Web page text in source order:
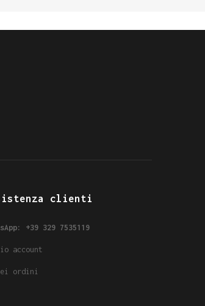
clienti
+39 329 7535119
account
ordini